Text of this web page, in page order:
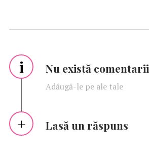
i Nu există comentarii
Adăugă-le pe ale tale
Lasă un răspuns